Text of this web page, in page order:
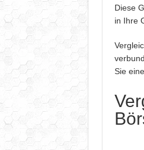
Diese
in Ihre
Sie